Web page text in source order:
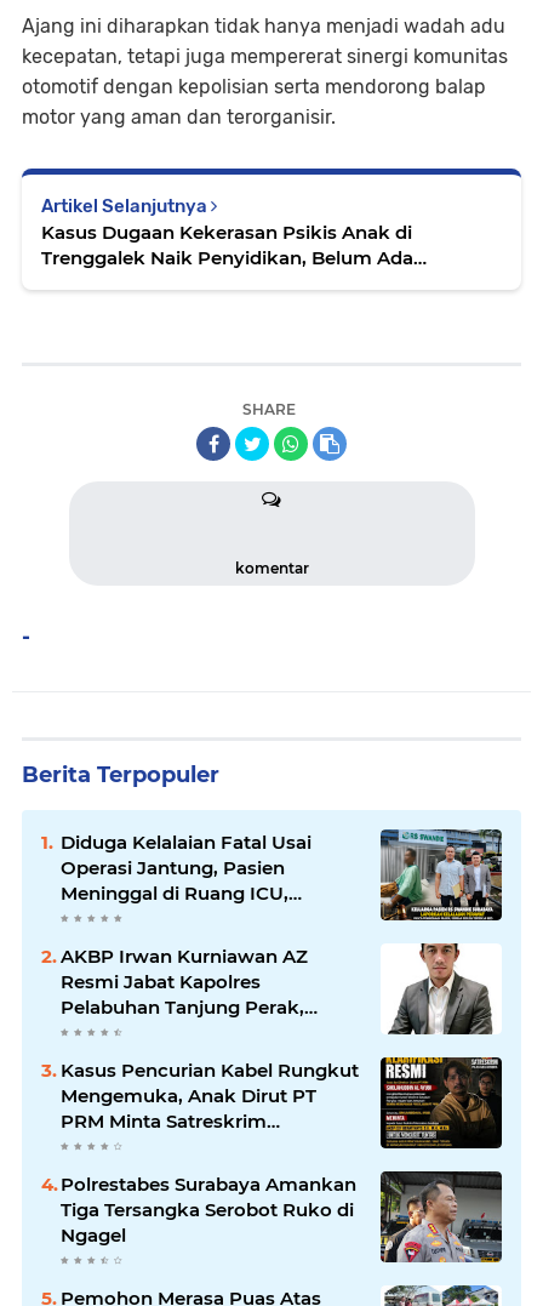
Ajang ini diharapkan tidak hanya menjadi wadah adu
kecepatan, tetapi juga mempererat sinergi komunitas
otomotif dengan kepolisian serta mendorong balap
motor yang aman dan terorganisir.
Artikel Selanjutnya
Kasus Dugaan Kekerasan Psikis Anak di
Trenggalek Naik Penyidikan, Belum Ada
SHARE
komentar
-
Berita Terpopuler
Diduga Kelalaian Fatal Usai
Operasi Jantung, Pasien
Meninggal di Ruang ICU,
Keluarga Tuntut RSUD dr.
Jawab
AKBP Irwan Kurniawan AZ
Resmi Jabat Kapolres
Pelabuhan Tanjung Perak,
Pimpinan Redaksi
Sampaikan Ucapan Selamat
Kasus Pencurian Kabel Rungkut
Mengemuka, Anak Dirut PT
PRM Minta Satreskrim
Polrestabes Surabaya Usut
Polrestabes Surabaya Amankan
Tiga Tersangka Serobot Ruko di
Ngagel
Pemohon Merasa Puas Atas